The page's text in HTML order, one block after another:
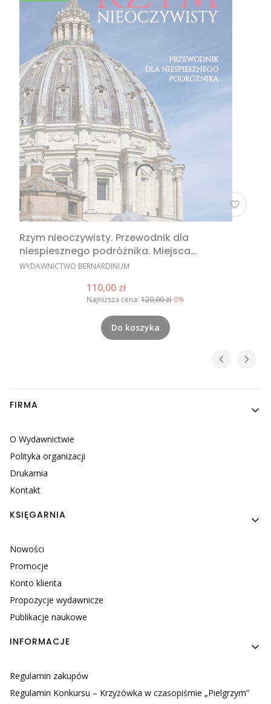
Rzym nieoczywisty. Przewodnik dla
niespiesznego podróżnika. Miejsca
nieoczywiste w Rzymie, nietypowe atrakcje
PRODUCENT
WYDAWNICTWO BERNARDINUM
Cena promocyjna
110,00 zł
Najniższa cena: 120,00 zł-8%
Do koszyka
Linki w stopce
FIRMA
O Wydawnictwie
Polityka organizacji
Drukarnia
Kontakt
KSIĘGARNIA
Nowości
Promocje
Konto klienta
Propozycje wydawnicze
Publikacje naukowe
INFORMACJE
Regulamin zakupów
Regulamin Konkursu – Krzyżówka w czasopiśmie „Pielgrzym”